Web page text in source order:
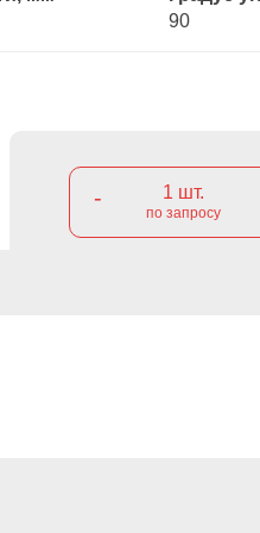
90
- 1 шт.
по запросу